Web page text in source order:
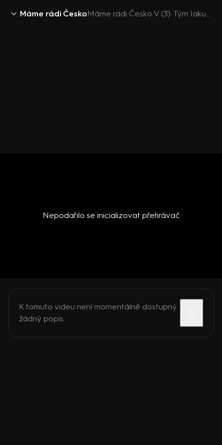
Máme rádi Česko Máme rádi Česko V (3): Tým Jakuba Prachaře
Nepodařilo se inicializovat přehrávač
K tomuto videu není momentálně dostupný
žádný popis.